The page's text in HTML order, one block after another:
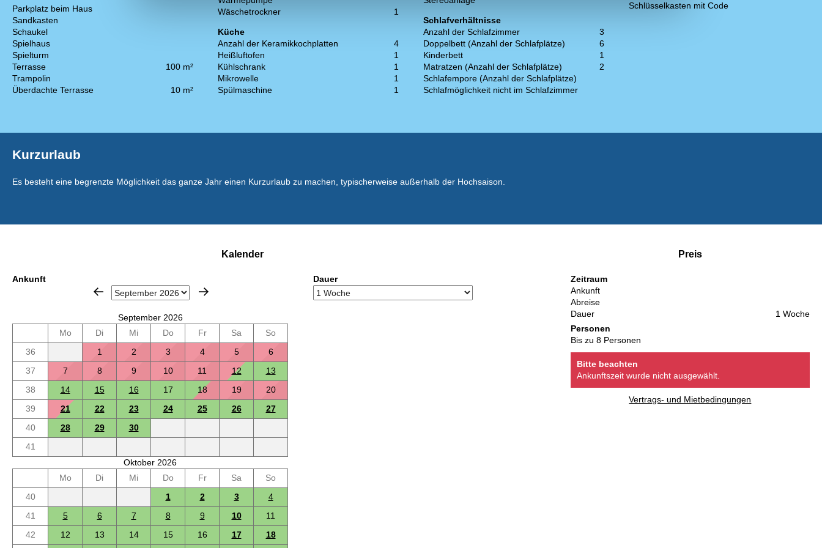
Parkplatz beim Haus
Sandkasten
Schaukel
Spielhaus
Spielturm
Terrasse
100 m²
Trampolin
Überdachte Terrasse
10 m²
Wäschetrockner
1
Küche
Anzahl der Keramikkochplatten
4
Heißluftofen
1
Kühlschrank
1
Mikrowelle
1
Spülmaschine
1
Schlafverhältnisse
Anzahl der Schlafzimmer
3
Doppelbett (Anzahl der Schlafplätze)
6
Kinderbett
1
Matratzen (Anzahl der Schlafplätze)
2
Schlafempore (Anzahl der Schlafplätze)
Schlafmöglichkeit nicht im Schlafzimmer
Schlüsselkasten mit Code
Kurzurlaub
Es besteht eine begrenzte Möglichkeit das ganze Jahr einen Kurzurlaub zu machen, typischerweise außerhalb der Hochsaison.
Kalender
Ankunft
September 2026
Mo
Di Mi Do Fr Sa
So
36
1 2 3 4 5
6
37
7 8 9 10 11 12
13
38
14 15 16 17 18 19
20
39
21 22 23 24 25 26
27
40
28 29
30
41
Oktober 2026
Mo
Di Mi Do Fr Sa
So
40
1 2 3
4
41
5 6 7 8 9 10
11
42
12 13 14 15 16 17 18
Dauer
Preis
Zeitraum
Ankunft
Abreise
Dauer
1 Woche
Personen
Bis zu 8 Personen
Bitte beachten
Ankunftszeit wurde nicht ausgewählt.
Vertrags- und Mietbedingungen